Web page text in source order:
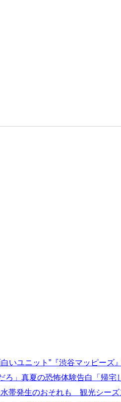
いユニット”『渋谷マッピーズ
」真夏の恐怖体験告白「帰宅
帯発生のおそれも 観光シー